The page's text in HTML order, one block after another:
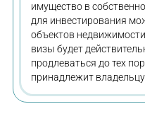
имущество в
для инвестирования
объектов
визы будет
продлеваться до тех
принадлежит